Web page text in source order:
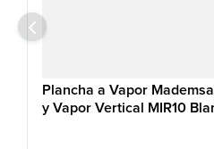
Plancha a Vapor
y Vapor Vertical MIR10